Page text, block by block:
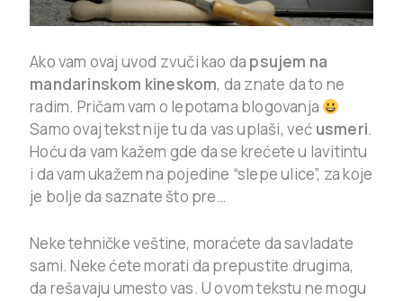
Ako vam ovaj uvod zvuči kao da psujem na
mandarinskom kineskom, da znate da to ne
radim. Pričam vam o lepotama blogovanja
Samo ovaj tekst nije tu da vas uplaši, već usmeri.
Hoću da vam kažem gde da se krećete u lavitintu
i da vam ukažem na pojedine “slepe ulice”, za koje
je bolje da saznate što pre…
Neke tehničke veštine, moraćete da savladate
sami. Neke ćete morati da prepustite drugima,
da rešavaju umesto vas. U ovom tekstu ne mogu